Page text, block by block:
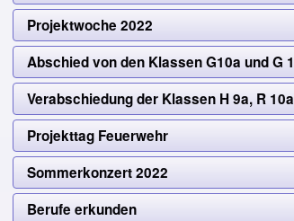
Projektwoche 2022
Abschied von den Klassen G10a und G
Verabschiedung der Klassen H 9a, R
Projekttag Feuerwehr
Sommerkonzert 2022
Berufe erkunden